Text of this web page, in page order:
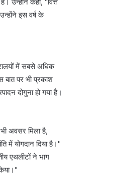
इस वर्ष के
में सबसे अधिक
बात पर भी प्रकाश
दोगुना हो गया है।
अवसर मिला है,
में योगदान दिया है।"
एथलीटों ने भाग